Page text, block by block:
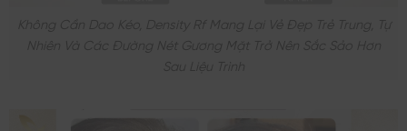
Không Cần Dao Kéo, Density Rf Mang Lại Vẻ Đẹp Trẻ Trung, Tự
Nhiên Và Các Đường Nét Gương Mặt Trở Nên Sắc Sảo Hơn
Sau Liệu Trình